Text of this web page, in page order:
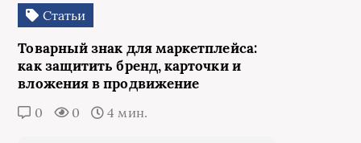
Статьи
Товарный знак для маркетплейса:
как защитить бренд, карточки и
вложения в продвижение
0 0 4 мин.